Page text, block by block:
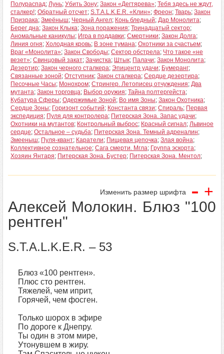
Полураспад; Лунь; Убить Зону; Закон «Дегтярева»; Тебя здесь не ждут,
сталкер!; Обратный отсчет; S.T.A.L.K.E.R. «Клин»; Фреон; Тварь; Закон
Призрака; Змеёныш; Черный Ангел; Конь бледный; Дар Монолита;
Берег дна; Закон Клыка; Зона поражения; Тринадцатый сектор;
Аномальные каникулы; Игра в поддавки; Смертники; Закон Долга;
Линия огня; Холодная кровь; В зоне тумана; Охотники за счастьем;
Враг «Монолита»; Закон Свободы; Сектор обстрела; Что такое «не
везет»; Свинцовый закат; Зачистка; Штык; Палачи; Закон Монолита;
Дезертир; Закон черного сталкера; Эпицентр удачи; Бумеранг;
Связанные зоной; Отступник; Закон сталкера; Сердце дезертира;
Песочные Часы; Монохром; Стрингер. Летописец отчуждения; Два
мутанта; Закон торговца; Выбор оружия; Тайна полтергейста;
Кубатура Сферы; Одержимые Зоной; Во имя Зоны; Закон Охотника;
Сердце Зоны; Горизонт событий; Константа связи; Спираль; Первая
экспедиция; Пуля для контролера; Питерская Зона. Запас удачи;
Охотники на мутантов; Контрольный выброс; Красный сигнал; Львиное
сердце; Остальное – судьба; Питерская Зона. Темный адреналин;
Змееныш; Пуля-квант; Каратели; Пищевая цепочка; Злая война;
Коллективное сознательное; Сага смерти. Мгла; Группа эскорта;
Хозяин Янтаря; Питерская Зона. Бустер; Питерская Зона. Ментол;
Изменить размер шрифта - +
Алексей Молокин. Блюз "100
рентген"
S.T.A.L.K.E.R. – 53
Блюз «100 рентген».
Плюс сто рентген.
Тяжелей, чем иприт,
Горячей, чем фосген.
Только шорох в эфире
По дороге к Днепру.
Ты один в этом мире,
Утонувшем в жиру.